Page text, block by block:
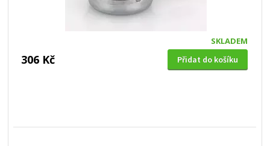
SKLADEM
306 Kč Přidat do košíku